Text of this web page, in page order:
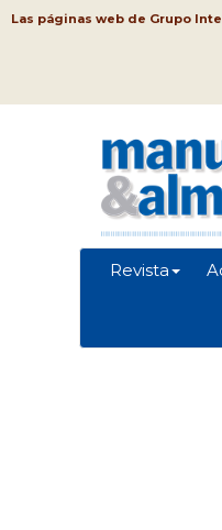
Las páginas web de Grupo
Revista